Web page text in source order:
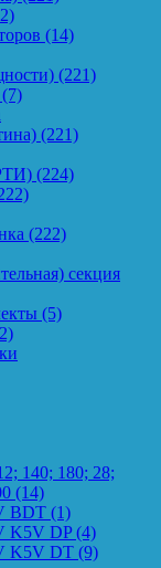
(14)
(221)
(7)
(221)
(224)
(222)
секция
(5)
140; 180; 28;
(14)
BDT (1)
K5V DP(4)
K5V DT (9)